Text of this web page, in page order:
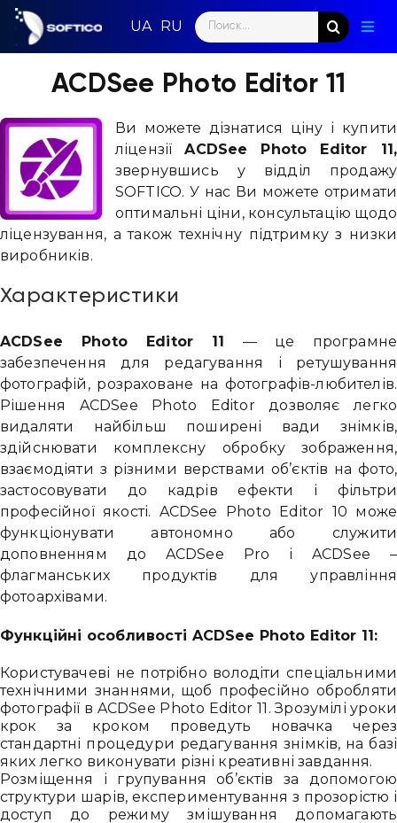
Skip
content
Search
for:
ACDSee Photo Editor 11
Ви можете дізнатися ціну і купити
ліцензіїACDSee Photo Editor 11,
звернувшись у відділ продажу
SOFTICO. У нас Ви можете отримати
оптимальні ціни, консультацію щодо
ліцензування, а також технічну підтримку з низки
виробників.
Характеристики
ACDSee Photo Editor 11 — це програмне
забезпечення для редагування і ретушування
фотографій, розраховане на фотографів-любителів.
Рішення ACDSee Photo Editor дозволяє легко
видаляти найбільш поширені вади знімків,
здійснювати комплексну обробку зображення,
взаємодіяти з різними верствами об’єктів на фото,
застосовувати до кадрів ефекти і фільтри
професійної якості. ACDSee Photo Editor 10 може
функціонувати автономно або служити
доповненням до ACDSee Pro і ACDSee –
флагманських продуктів для управління
фотоархівами.
Функційні особливості ACDSee Photo Editor 11:
Користувачеві не потрібно володіти спеціальними
технічними знаннями, щоб професійно обробляти
фотографії в ACDSee Photo Editor 11. Зрозумілі уроки
крок за кроком проведуть новачка через
стандартні процедури редагування знімків, на базі
яких легко виконувати різні креативні завдання.
Розміщення і групування об’єктів за допомогою
структури шарів, експериментування з прозорістю і
доступ до режиму змішування допомагають